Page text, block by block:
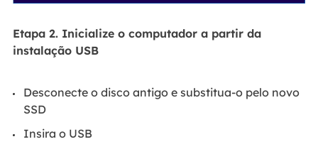
Etapa 2. Inicialize o computador a partir da
instalação USB
Desconecte o disco antigo e substitua-o pelo novo
SSD
Insira o USB